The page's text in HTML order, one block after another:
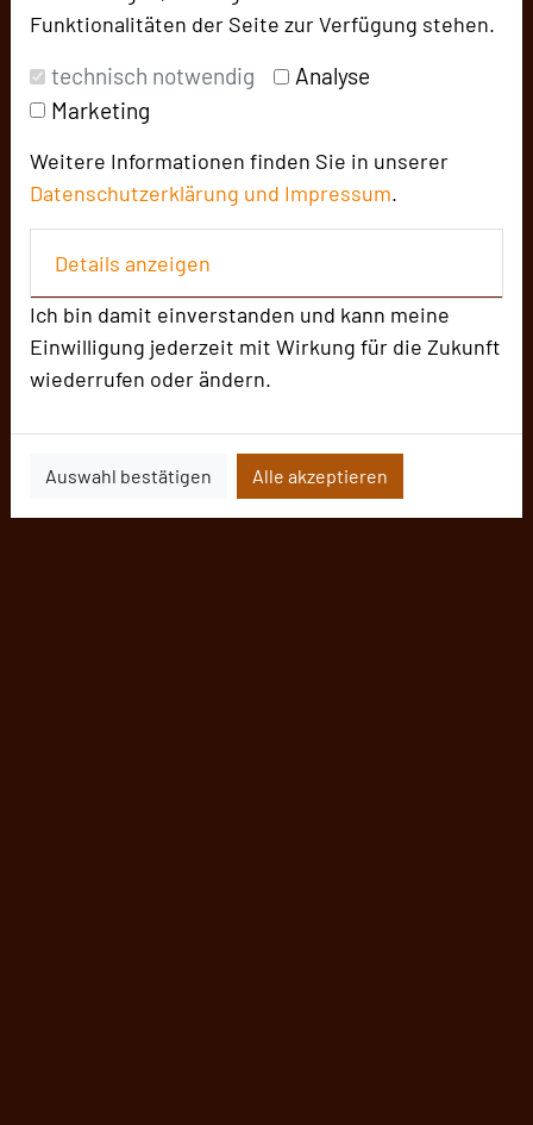
Funktionalitäten der Seite zur Verfügung stehen.
technisch notwendig
Analyse
Marketing
Weitere Informationen finden Sie in unserer
Datenschutzerklärung und Impressum.
Details anzeigen
Ich bin damit einverstanden und kann meine
Einwilligung jederzeit mit Wirkung für die Zukunft
wiederrufen oder ändern.
Auswahl bestätigen Alle akzeptieren